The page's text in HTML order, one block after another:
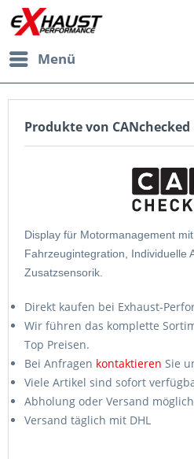
Menü
Produkte von CANchecked
Display für Motormanagement
Fahrzeugintegration, Individuelle
Zusatzsensorik.
Direkt kaufen bei Exhaust-
Wir führen das komplette
Top Preisen.
Bei Anfragen kontaktieren Sie
Viele Artikel sind sofort
Abholung oder Versand
Versand täglich mit DHL